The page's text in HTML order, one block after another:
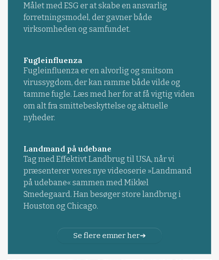
Målet med ESG er at skabe en ansvarlig
forretningsmodel, der gavner både
virksomheden og samfundet.
Fugleinfluenza
Fugleinfluenza er en alvorlig og smitsom
virussygdom, der kan ramme både vilde og
tamme fugle. Læs med her for at få vigtig viden
om alt fra smittebeskyttelse og aktuelle
nyheder.
Landmand på udebane
Tag med Effektivt Landbrug til USA, når vi
præsenterer vores nye videoserie »Landmand
på udebane« sammen med Mikkel
Smedegaard. Han besøger store landbrug i
Houston og Chicago.
Se flere emner her